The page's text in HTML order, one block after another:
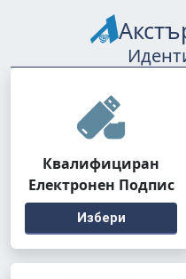
Квалифициран
Електронен Подпис
Избери